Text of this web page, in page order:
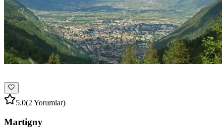
5.0(2 Yorumlar)
Martigny